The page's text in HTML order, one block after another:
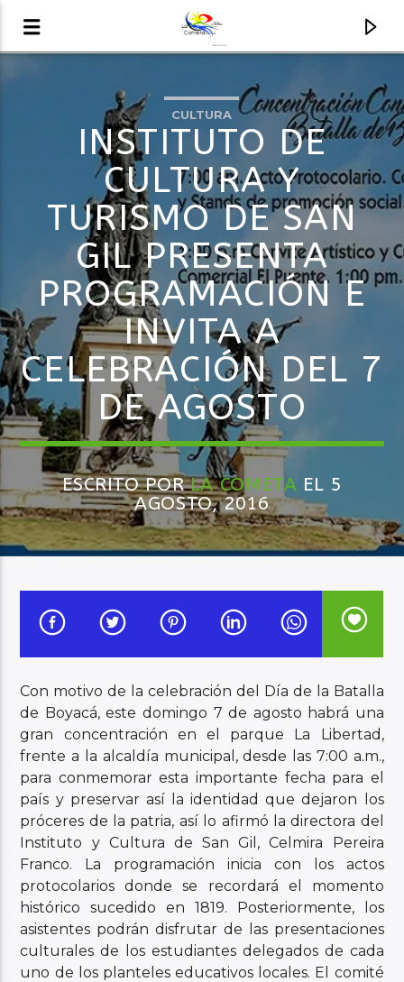
AUDIO EN VIVO
LA COMETA, SEÑALES A CIELO ABIERTO
Audio en Vivo
CULTURA
INSTITUTO DE
CULTURA Y
TURISMO DE SAN
GIL PRESENTA
PROGRAMACIÓN E
INVITA A
CELEBRACIÓN DEL 7
DE AGOSTO
ESCRITO PORLA COMETA EL 5
AGOSTO, 2016
Con motivo de la celebración del Día de la Batalla
de Boyacá, este domingo 7 de agosto habrá una
gran concentración en el parque La Libertad,
frente a la alcaldía municipal, desde las 7:00 a.m.,
para conmemorar esta importante fecha para el
país y preservar así la identidad que dejaron los
próceres de la patria, así lo afirmó la directora del
Instituto y Cultura de San Gil, Celmira Pereira
Franco. La programación inicia con los actos
protocolarios donde se recordará el momento
histórico sucedido en 1819. Posteriormente, los
asistentes podrán disfrutar de las presentaciones
culturales de los estudiantes delegados de cada
uno de los planteles educativos locales. El comité